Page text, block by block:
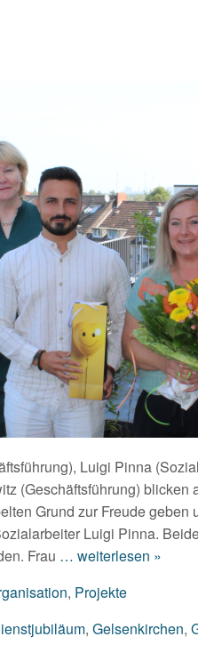
Luigi Pinna
(Geschäftsführung) blicken
Grund zur Freude geben
Luigi Pinna.
Frau … weiterlesen »
, Projekte
, Gelsenkirchen,